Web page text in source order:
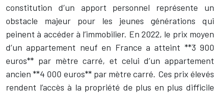
constitution d’un apport personnel représente un
obstacle majeur pour les jeunes générations qui
peinent à accéder à l’immobilier. En 2022, le prix moyen
d’un appartement neuf en France a atteint **3 900
euros** par mètre carré, et celui d’un appartement
ancien **4 000 euros** par mètre carré. Ces prix élevés
rendent l’accès à la propriété de plus en plus difficile